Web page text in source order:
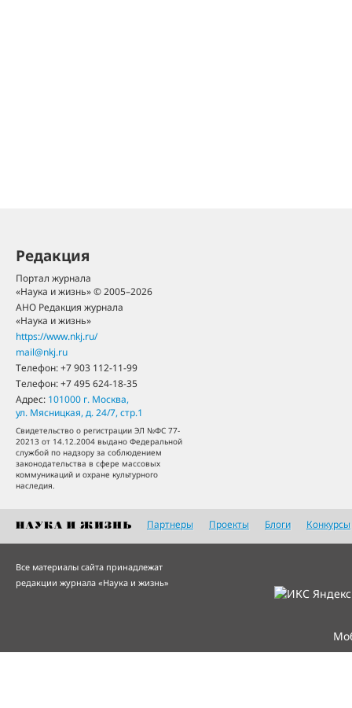
Редакция
Портал журнала
«Наука и жизнь» © 2005–2026
АНО Редакция журнала
«Наука и жизнь»
https://www.nkj.ru/
mail@nkj.ru
Телефон:+7 903 112-11-99
Телефон:+7 495 624-18-35
Адрес: 101000 г. Москва,
ул. Мясницкая, д. 24/7, стр.1
Свидетельство о регистрации ЭЛ №ФС 77-
20213 от 14.12.2004 выдано Федеральной
службой по надзору за соблюдением
законодательства в сфере массовых
коммуникаций и охране культурного
наследия.
Партнеры Проекты Блоги Конкурсы
Все материалы сайта принадлежат
редакции журнала «Наука и жизнь»